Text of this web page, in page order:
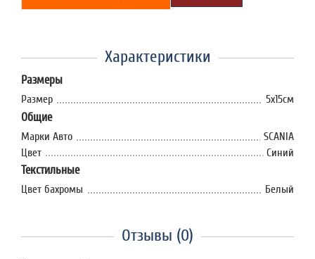
Характеристики
Размеры
Размер 5х15см
Общие
Марки Авто
SCANIA
Цвет
Синий
Текстильные
Цвет бахромы Белый
Отзывы (0)